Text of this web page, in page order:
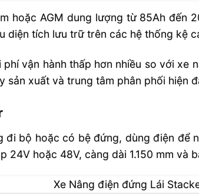
trong
toàn xe
bao
hoặc AGM dung lượng từ 85Ah đến
diện tích lưu trữ trên các hệ thống kệ
vận hành thấp hơn nhiều so với
sản xuất và trung tâm phân phối hiện
đi bộ hoặc có bệ đứng, dùng điện để
24V hoặc 48V, càng dài 1.150 mm và